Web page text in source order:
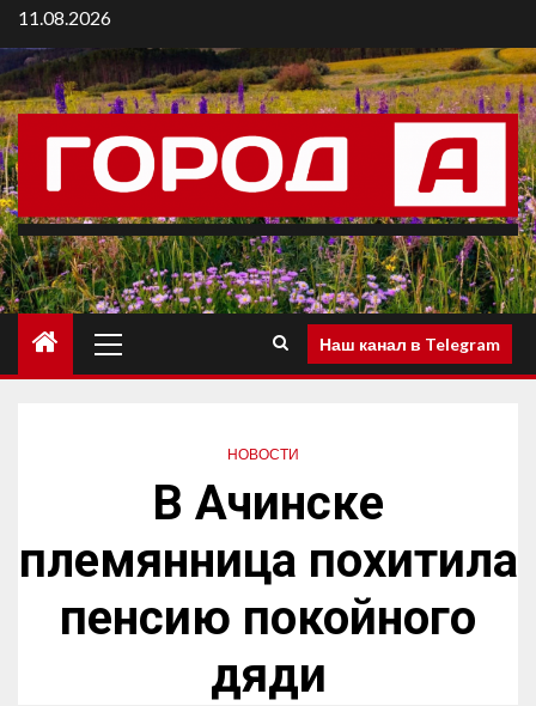
11.08.2026
Наш канал в Telegram
НОВОСТИ
В Ачинске
племянница похитила
пенсию покойного
дяди